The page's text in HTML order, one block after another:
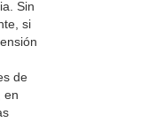
Sin
si
de
en